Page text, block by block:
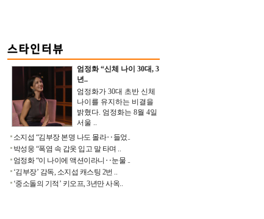
엄정화 “신체 나이 30대, 3
년..
엄정화가 30대 초반 신체
나이를 유지하는 비결을
밝혔다. 엄정화는 8월 4일
서울 ..
소지섭 “김부장 본명 나도 몰라‥들었..
박성웅 “폭염 속 갑옷 입고 말 타며 ..
엄정화 “이 나이에 액션이라니‥눈물 ..
‘김부장’ 감독, 소지섭 캐스팅 2번 ..
‘중소돌의 기적’ 키오프, 3년만 사옥..